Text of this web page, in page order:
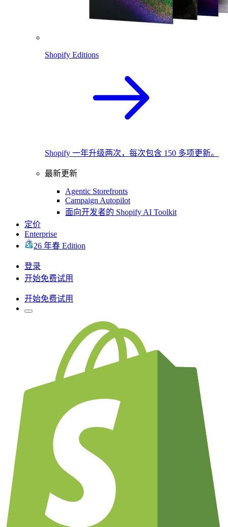
Shopify Editions
Shopify 一年升级两次，每次包含 150 多项更新。
最新更新
Agentic Storefronts
Campaign Autopilot
面向开发者的 Shopify AI Toolkit
定价
Enterprise
26 年春 Edition
登录
开始免费试用
开始免费试用